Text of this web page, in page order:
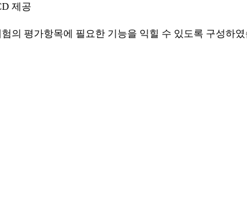
제공
험의 평가항목에 필요한 기능을 익힐 수 있도록 구성하